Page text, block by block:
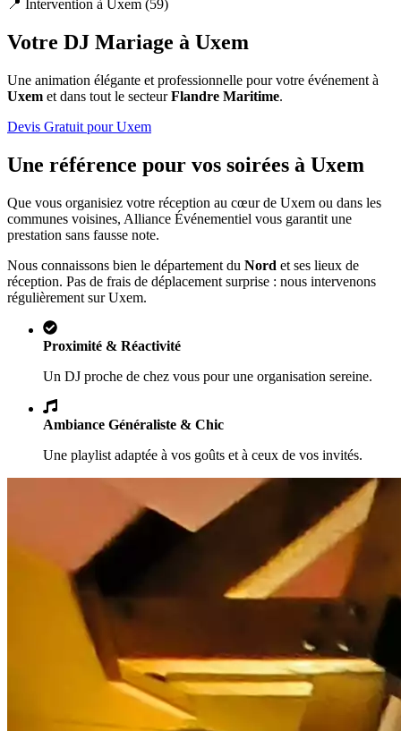
📍 Intervention à Uxem (59)
Votre DJ Mariage à Uxem
Une animation élégante et professionnelle pour votre événement à
Uxem et dans tout le secteurFlandre Maritime.
Devis Gratuit pourUxem
Une référence pour vos soirées à Uxem
Que vous organisiez votre réception au cœur de Uxem ou dans les
communes voisines, Alliance Événementiel vous garantit une
prestation sans fausse note.
Nous connaissons bien le département du Nord et ses lieux de
réception. Pas de frais de déplacement surprise : nous intervenons
régulièrement surUxem.
Proximité & Réactivité
Un DJ proche de chez vous pour une organisation sereine.
Ambiance Généraliste & Chic
Une playlist adaptée à vos goûts et à ceux de vos invités.